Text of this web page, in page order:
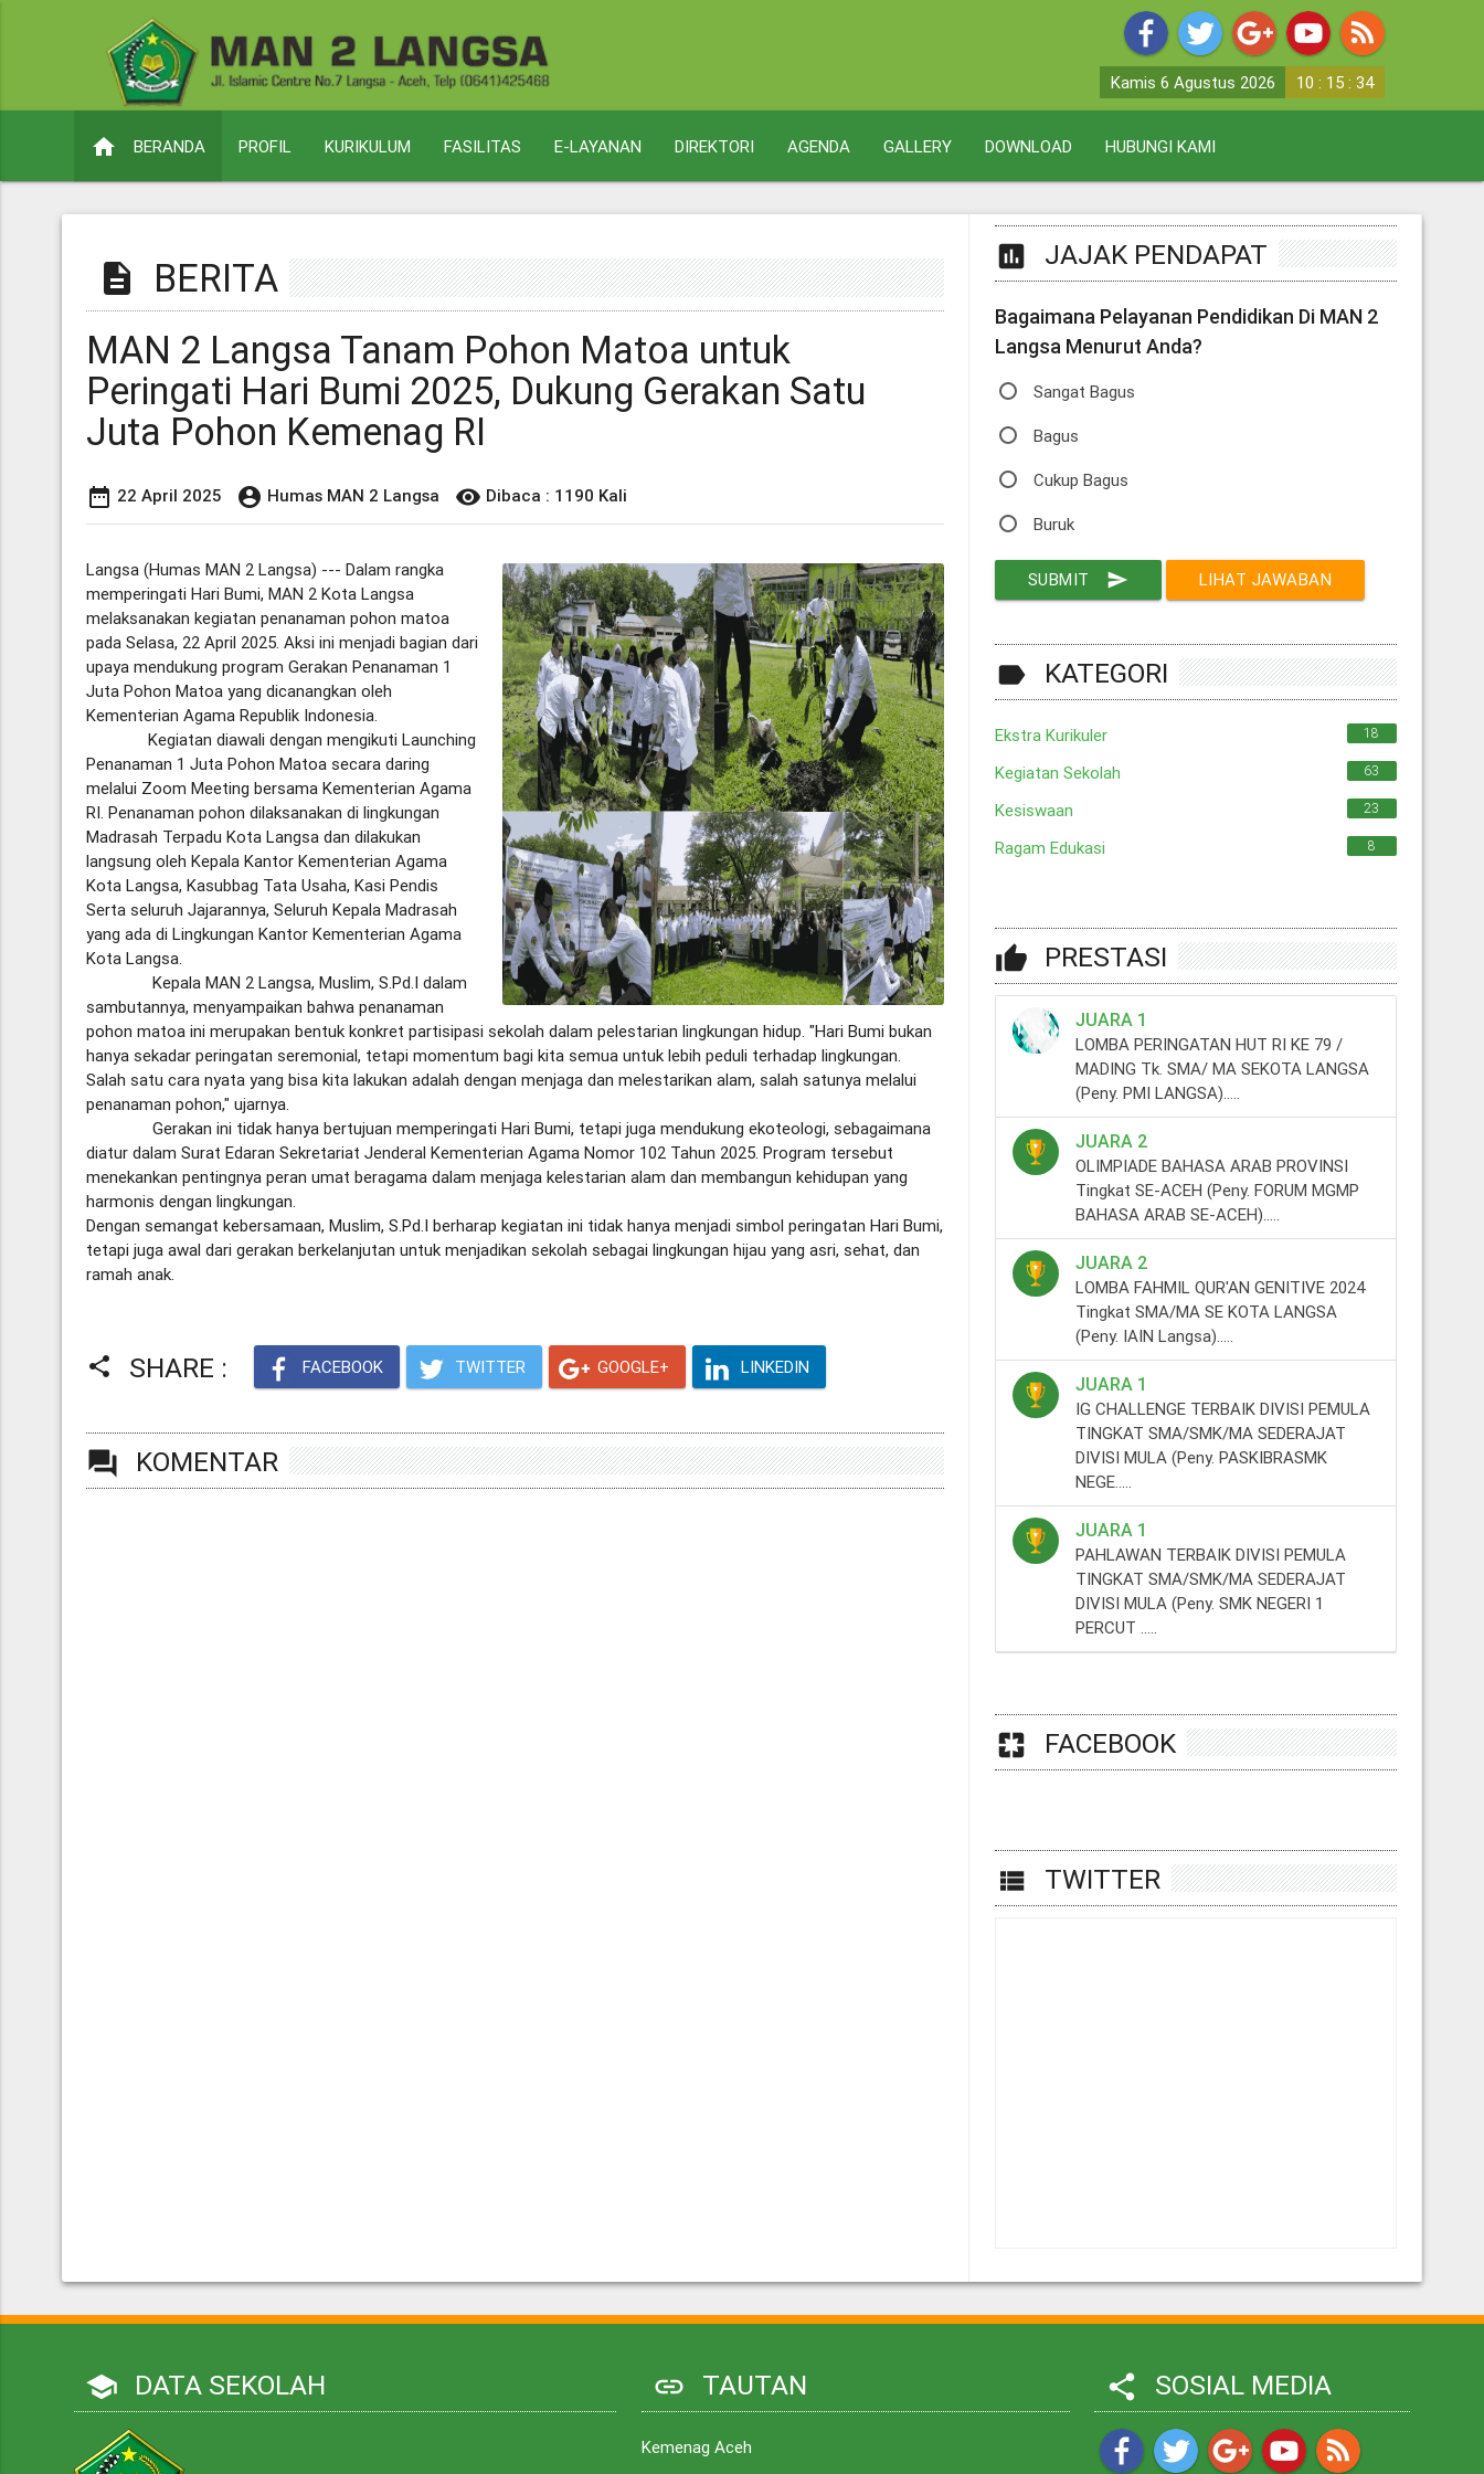
Kamis 6 Agustus 2026 10 : 15 : 34
home BERANDA PROFIL KURIKULUM FASILITAS E-LAYANAN DIREKTORI AGENDA GALLERY DOWNLOAD HUBUNGI KAMI
description
BERITA
MAN 2 Langsa Tanam Pohon Matoa untuk
Peringati Hari Bumi 2025, Dukung Gerakan Satu
Juta Pohon Kemenag RI
date_range 22 April 2025 account_circle Humas MAN 2 Langsa visibility Dibaca : 1190 Kali
Langsa (Humas MAN 2 Langsa) --- Dalam rangka
memperingati Hari Bumi, MAN 2 Kota Langsa
melaksanakan kegiatan penanaman pohon matoa
pada Selasa, 22 April 2025. Aksi ini menjadi bagian dari
upaya mendukung program Gerakan Penanaman 1
Juta Pohon Matoa yang dicanangkan oleh
Kementerian Agama Republik Indonesia.
Kegiatan diawali dengan mengikuti Launching
Penanaman 1 Juta Pohon Matoa secara daring
melalui Zoom Meeting bersama Kementerian Agama
RI. Penanaman pohon dilaksanakan di lingkungan
Madrasah Terpadu Kota Langsa dan dilakukan
langsung oleh Kepala Kantor Kementerian Agama
Kota Langsa, Kasubbag Tata Usaha, Kasi Pendis
Serta seluruh Jajarannya, Seluruh Kepala Madrasah
yang ada di Lingkungan Kantor Kementerian Agama
Kota Langsa.
Kepala MAN 2 Langsa, Muslim, S.Pd.I dalam
sambutannya, menyampaikan bahwa penanaman
pohon matoa ini merupakan bentuk konkret partisipasi sekolah dalam pelestarian lingkungan hidup. "Hari Bumi bukan
hanya sekadar peringatan seremonial, tetapi momentum bagi kita semua untuk lebih peduli terhadap lingkungan.
Salah satu cara nyata yang bisa kita lakukan adalah dengan menjaga dan melestarikan alam, salah satunya melalui
penanaman pohon," ujarnya.
Gerakan ini tidak hanya bertujuan memperingati Hari Bumi, tetapi juga mendukung ekoteologi, sebagaimana
diatur dalam Surat Edaran Sekretariat Jenderal Kementerian Agama Nomor 102 Tahun 2025. Program tersebut
menekankan pentingnya peran umat beragama dalam menjaga kelestarian alam dan membangun kehidupan yang
harmonis dengan lingkungan.
Dengan semangat kebersamaan, Muslim, S.Pd.I berharap kegiatan ini tidak hanya menjadi simbol peringatan Hari Bumi,
tetapi juga awal dari gerakan berkelanjutan untuk menjadikan sekolah sebagai lingkungan hijau yang asri, sehat, dan
ramah anak.
share SHARE : FACEBOOK TWITTER GOOGLE+ LINKEDIN
forum KOMENTAR
poll JAJAK PENDAPAT
Bagaimana Pelayanan Pendidikan Di MAN 2
Langsa Menurut Anda?
Sangat Bagus
Bagus
Cukup Bagus
Buruk
SUBMIT send LIHAT JAWABAN
label KATEGORI
Ekstra Kurikuler 18
Kegiatan Sekolah 63
Kesiswaan 23
Ragam Edukasi 8
thumb_up PRESTASI
JUARA 1
LOMBA PERINGATAN HUT RI KE 79 /
MADING Tk. SMA/ MA SEKOTA LANGSA
(Peny. PMI LANGSA).....
JUARA 2
OLIMPIADE BAHASA ARAB PROVINSI
Tingkat SE-ACEH (Peny. FORUM MGMP
BAHASA ARAB SE-ACEH).....
JUARA 2
LOMBA FAHMIL QUR'AN GENITIVE 2024
Tingkat SMA/MA SE KOTA LANGSA
(Peny. IAIN Langsa).....
JUARA 1
IG CHALLENGE TERBAIK DIVISI PEMULA
TINGKAT SMA/SMK/MA SEDERAJAT
DIVISI MULA (Peny. PASKIBRASMK
NEGE.....
JUARA 1
PAHLAWAN TERBAIK DIVISI PEMULA
TINGKAT SMA/SMK/MA SEDERAJAT
DIVISI MULA (Peny. SMK NEGERI 1
PERCUT .....
pages FACEBOOK
view_list TWITTER
school DATA SEKOLAH link TAUTAN
Kemenag Aceh
share SOSIAL MEDIA